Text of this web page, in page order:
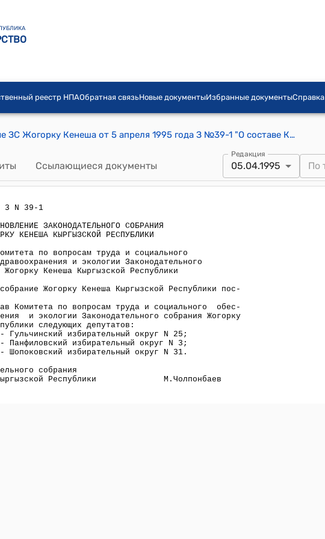
реестр НПАОбратная связьНовые документыИзбранные документыСправка
Постановление ЗС Жогорку Кенеша от 5 апреля 1995 года З №39-1 "О составе Комитета по вопросам труда и социального обеспечения, здравоохранения и экологии Законодательного собрания Жогорку Кенеша Кыргызской Республики"
Ссылающиеся документы
Редакция
05.04.1995